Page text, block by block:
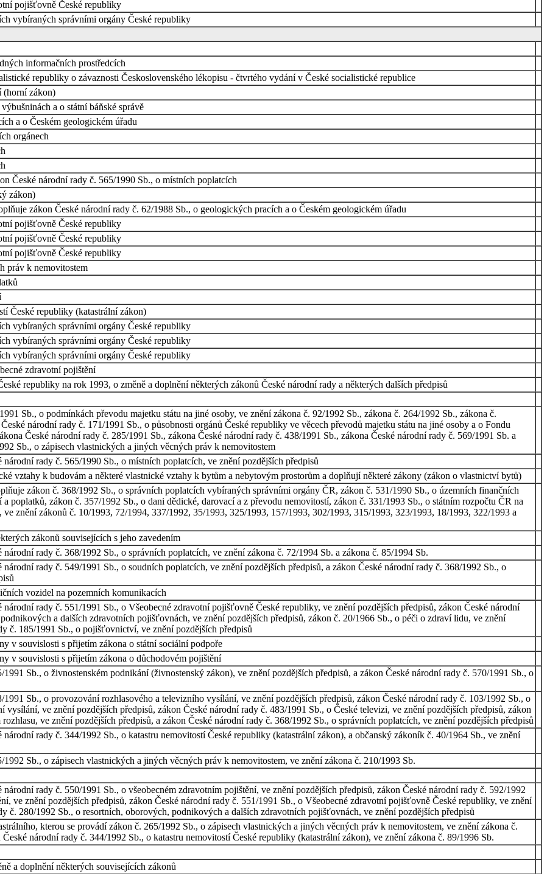
pojišťovně České republiky
vybíraných správními orgány České republiky
informačních prostředcích
republiky o závaznosti Československého lékopisu - čtvrtého vydání v České socialistické republice
(horní zákon)
a o státní báňské správě
a o Českém geologickém úřadu
orgánech
České národní rady č. 565/1990 Sb., o místních poplatcích
zákon)
zákon České národní rady č. 62/1988 Sb., o geologických pracích a o Českém geologickém úřadu
pojišťovně České republiky
pojišťovně České republiky
pojišťovně České republiky
práv k nemovitostem
České republiky (katastrální zákon)
vybíraných správními orgány České republiky
vybíraných správními orgány České republiky
vybíraných správními orgány České republiky
zdravotní pojištění
republiky na rok 1993, o změně a doplnění některých zákonů České národní rady a některých dalších předpisů
Sb., o podmínkách převodu majetku státu na jiné osoby, ve znění zákona č. 92/1992 Sb., zákona č. 264/1992 Sb., zákona č.
národní rady č. 171/1991 Sb., o působnosti orgánů České republiky ve věcech převodů majetku státu na jiné osoby a o Fondu
České národní rady č. 285/1991 Sb., zákona České národní rady č. 438/1991 Sb., zákona České národní rady č. 569/1991 Sb. a
Sb., o zápisech vlastnických a jiných věcných práv k nemovitostem
rady č. 565/1990 Sb., o místních poplatcích, ve znění pozdějších předpisů
vztahy k budovám a některé vlastnické vztahy k bytům a nebytovým prostorům a doplňují některé zákony (zákon o vlastnictví bytů)
zákon č. 368/1992 Sb., o správních poplatcích vybíraných správními orgány ČR, zákon č. 531/1990 Sb., o územních finančních
poplatků, zákon č. 357/1992 Sb., o dani dědické, darovací a z převodu nemovitostí, zákon č. 331/1993 Sb., o státním rozpočtu ČR na
znění zákonů č. 10/1993, 72/1994, 337/1992, 35/1993, 325/1993, 157/1993, 302/1993, 315/1993, 323/1993, 18/1993, 322/1993 a
zákonů souvisejících s jeho zavedením
rady č. 368/1992 Sb., o správních poplatcích, ve znění zákona č. 72/1994 Sb. a zákona č. 85/1994 Sb.
rady č. 549/1991 Sb., o soudních poplatcích, ve znění pozdějších předpisů, a zákon České národní rady č. 368/1992 Sb., o
vozidel na pozemních komunikacích
rady č. 551/1991 Sb., o Všeobecné zdravotní pojišťovně České republiky, ve znění pozdějších předpisů, zákon České národní
a dalších zdravotních pojišťovnách, ve znění pozdějších předpisů, zákon č. 20/1966 Sb., o péči o zdraví lidu, ve znění
č. 185/1991 Sb., o pojišťovnictví, ve znění pozdějších předpisů
v souvislosti s přijetím zákona o státní sociální podpoře
v souvislosti s přijetím zákona o důchodovém pojištění
Sb., o živnostenském podnikání (živnostenský zákon), ve znění pozdějších předpisů, a zákon České národní rady č. 570/1991 Sb., o
Sb., o provozování rozhlasového a televizního vysílání, ve znění pozdějších předpisů, zákon České národní rady č. 103/1992 Sb., o
vysílání, ve znění pozdějších předpisů, zákon České národní rady č. 483/1991 Sb., o České televizi, ve znění pozdějších předpisů, zákon
ve znění pozdějších předpisů, a zákon České národní rady č. 368/1992 Sb., o správních poplatcích, ve znění pozdějších předpisů
rady č. 344/1992 Sb., o katastru nemovitostí České republiky (katastrální zákon), a občanský zákoník č. 40/1964 Sb., ve znění
Sb., o zápisech vlastnických a jiných věcných práv k nemovitostem, ve znění zákona č. 210/1993 Sb.
rady č. 550/1991 Sb., o všeobecném zdravotním pojištění, ve znění pozdějších předpisů, zákon České národní rady č. 592/1992
ve znění pozdějších předpisů, zákon České národní rady č. 551/1991 Sb., o Všeobecné zdravotní pojišťovně České republiky, ve znění
č. 280/1992 Sb., o resortních, oborových, podnikových a dalších zdravotních pojišťovnách, ve znění pozdějších předpisů
kterou se provádí zákon č. 265/1992 Sb., o zápisech vlastnických a jiných věcných práv k nemovitostem, ve znění zákona č.
národní rady č. 344/1992 Sb., o katastru nemovitostí České republiky (katastrální zákon), ve znění zákona č. 89/1996 Sb.
a doplnění některých souvisejících zákonů